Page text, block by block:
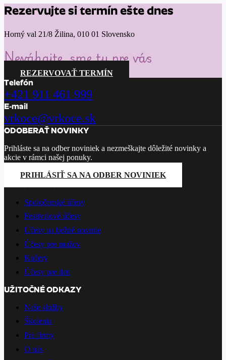
Rezervujte si termín ešte dnes
Horný val 21/8 Žilina, 010 01 Slovensko
Neváhajte, sme tu pre vás
REZERVOVAŤ TERMÍN
Telefón
+421 911 461 999
E-mail
vrkoce@vrkoce.sk
ODOBERAŤ NOVINKY
Prihláste sa na odber noviniek a nezmeškajte dôležité novinky a
akcie v rámci našej ponuky.
PRIHLÁSIŤ SA NA ODBER NOVINIEK
Spoločenské účesy
Festivalové účesy
Účesy na bežné nosenie
Účesy pre mužov
Kučery
Účesy pre deti
UŽITOČNÉ ODKAZY
Naše služby
Školenia
Pre firmy
O nás